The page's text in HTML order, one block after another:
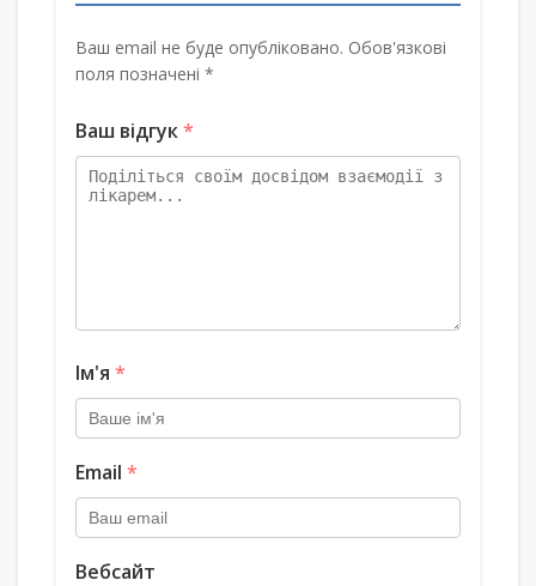
Ваш email не буде опубліковано. Обов'язкові
поля позначені *
Ваш відгук*
Ім'я *
Email *
Вебсайт